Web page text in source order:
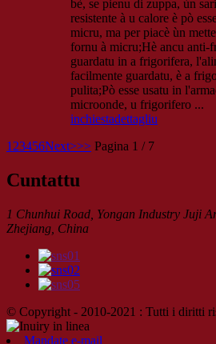
bè, se pienu di zuppa, ùn
resistente à u calore è pò
micru, ma per piacè ùn
fornu à micru;Hè ancu anti-
guardatu in a frigorifera,
facilmente guardatu, è a
pulita;Pò esse usatu in
microonde, u frigorifero ...
inchiestadettagliu
1 23456Next>>> Pagina 1 / 7
Cuntattu
1 Chunhui Road, Yongan Industry Juji
Zhejiang, China
© Copyright - 2010-2021 : Tutti i diritti
Mandate e-mail